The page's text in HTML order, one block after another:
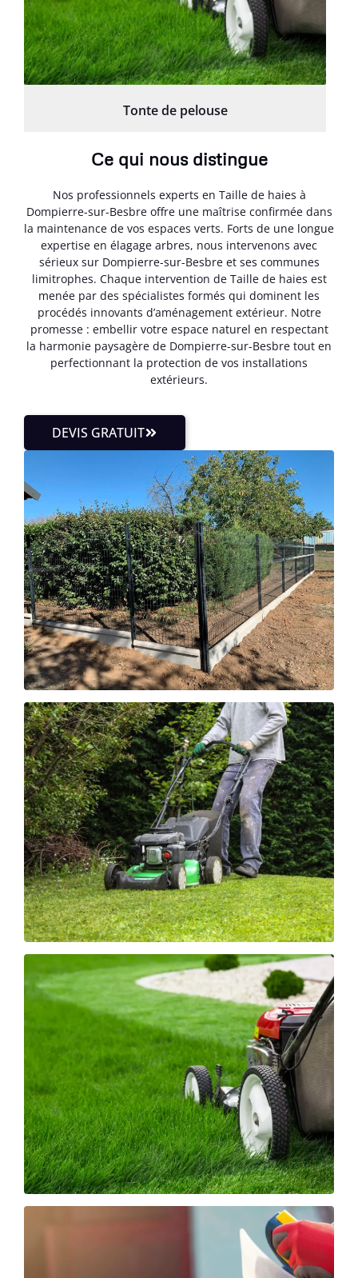
Tonte de pelouse
Ce qui nous distingue
Nos professionnels experts en Taille de haies à
Dompierre-sur-Besbre offre une maîtrise confirmée dans
la maintenance de vos espaces verts. Forts de une longue
expertise en élagage arbres, nous intervenons avec
sérieux sur Dompierre-sur-Besbre et ses communes
limitrophes. Chaque intervention de Taille de haies est
menée par des spécialistes formés qui dominent les
procédés innovants d’aménagement extérieur. Notre
promesse : embellir votre espace naturel en respectant
la harmonie paysagère de Dompierre-sur-Besbre tout en
perfectionnant la protection de vos installations
extérieurs.
DEVIS GRATUIT